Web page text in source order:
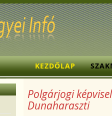
KEZDŐLAP
Polgárjogi
Dunaharaszti